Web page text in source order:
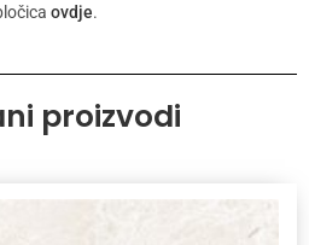
ovdje.
proizvodi